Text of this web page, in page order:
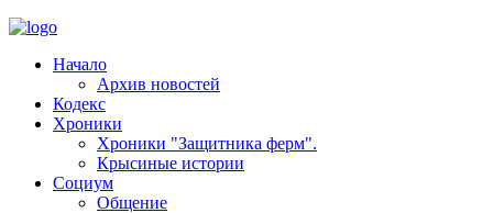
Начало
Архив новостей
Кодекс
Хроники
Хроники "Защитника ферм".
Крысиные истории
Социум
Общение